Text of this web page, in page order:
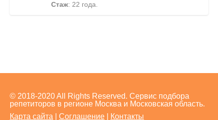
Стаж: 22 года.
© 2018-2020 All Rights Reserved. Сервис подбора
репетиторов в регионе Москва и Московская область.
Карта сайта
Соглашение Контакты